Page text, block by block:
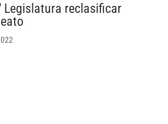
Legislatura reclasificar